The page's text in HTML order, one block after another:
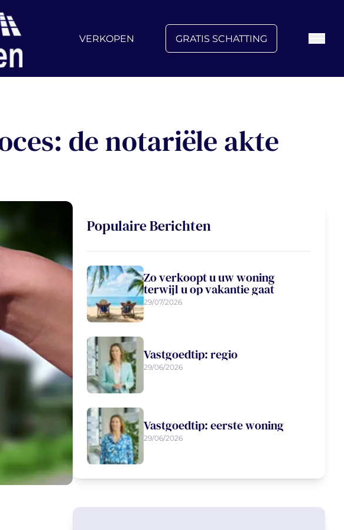
VERKOPEN GRATIS SCHATTING
de notariële akte
Populaire Berichten
Zo verkoopt u uw woning
terwijl u op vakantie gaat
29/07/2026
Vastgoedtip: regio
29/06/2026
Vastgoedtip: eerste woning
29/06/2026